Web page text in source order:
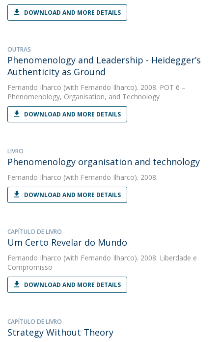
DOWNLOAD AND MORE DETAILS
OUTRAS
Phenomenology and Leadership - Heidegger’s
Authenticity as Ground
Fernando Ilharco (with Fernando Ilharco). 2008. POT 6 –
Phenomenology, Organisation, and Technology
DOWNLOAD AND MORE DETAILS
LIVRO
Phenomenology organisation and technology
Fernando Ilharco (with Fernando Ilharco). 2008.
DOWNLOAD AND MORE DETAILS
CAPÍTULO DE LIVRO
Um Certo Revelar do Mundo
Fernando Ilharco (with Fernando Ilharco). 2008. Liberdade e
Compromisso
DOWNLOAD AND MORE DETAILS
CAPÍTULO DE LIVRO
Strategy Without Theory